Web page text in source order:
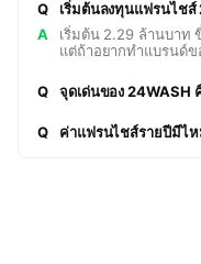
Q
เริ่มต้นลงทุนแฟรนไชส์
A
เริ่มต้น 2.29 ล้านบาท
แต่ถ้าอยากทำแบรนด์ข
Q จุดเด่นของ 24WASH
Q ค่าแฟรนไชส์รายปีมีไ